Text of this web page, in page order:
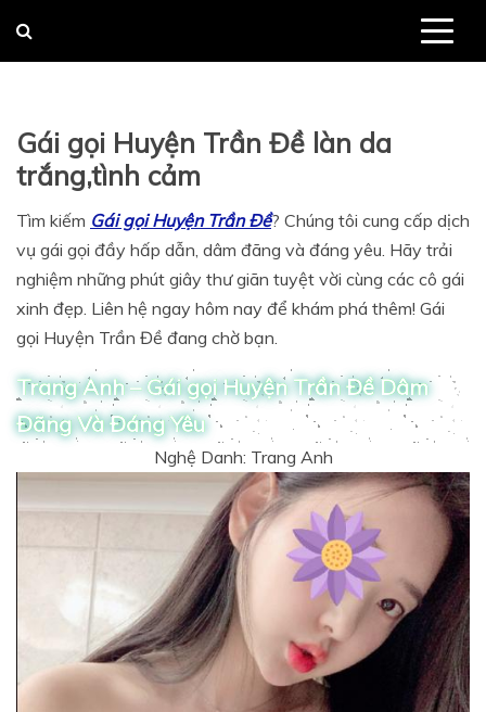
Gái gọi Huyện Trần Đề làn da
trắng,tình cảm
Tìm kiếm Gái gọi Huyện Trần Đề? Chúng tôi cung cấp dịch
vụ gái gọi đầy hấp dẫn, dâm đãng và đáng yêu. Hãy trải
nghiệm những phút giây thư giãn tuyệt vời cùng các cô gái
xinh đẹp. Liên hệ ngay hôm nay để khám phá thêm! Gái
gọi Huyện Trần Đề đang chờ bạn.
Trang Anh – Gái gọi Huyện Trần Đề Dâm
Đãng Và Đáng Yêu
Nghệ Danh: Trang Anh